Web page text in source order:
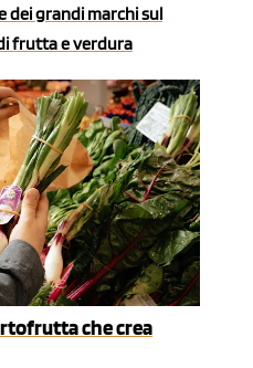
dei grandi marchi sul
frutta e verdura
che crea